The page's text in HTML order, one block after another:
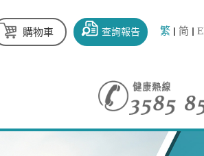
繁 简
查詢報告
購物車